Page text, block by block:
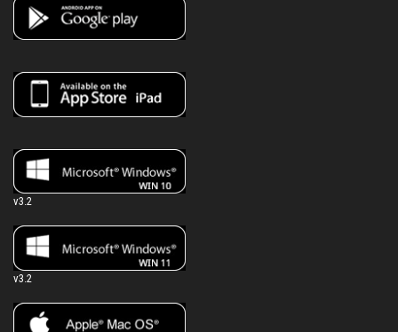
v3.2
v3.2